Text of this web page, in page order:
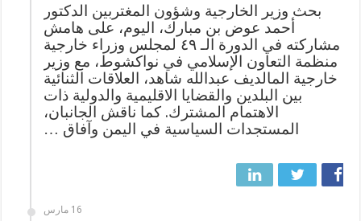
بحث وزير الخارجية وشؤون المغتربين الدكتور
أحمد عوض بن مبارك، اليوم، على هامش
مشاركته في الدورة الـ ٤٩ لمجلس وزراء خارجية
منظمة التعاون الإسلامي في نواكشوط، مع وزير
خارجية المالديف عبدالله شاهد، العلاقات الثنائية
بين البلدين والقضايا الاقليمية والدولية ذات
الاهتمام المشترك. كما ناقش الجانبان،
المستجدات السياسية في اليمن وآفاق …
16 مارس